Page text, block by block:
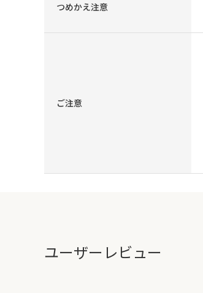
つめかえ注意
ご注意
ユーザーレビュー